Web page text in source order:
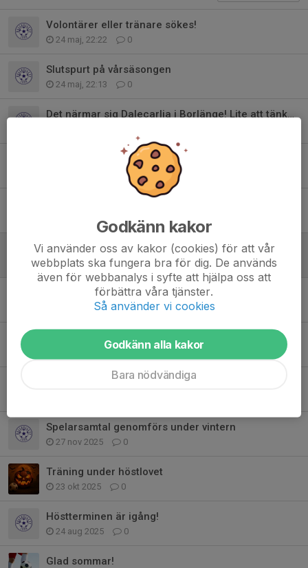
Volontärer eller tränare sökes!
24 maj, 22:22 0
Slutspurt på vårsäsongen
24 maj, 22:13 0
Det närmar sig Dalecarlia i Borlänge! Lite att tänka på.
Nu startar St Erikscupen!
0
Nya träningstider från 1 april
19 feb, 20:34 0
Sportlov v9
19 feb, 20:28 0
Dalecarlia cup i Borlänge 25-28 juni
0
God jul och tack för i år!
Spelarsamtal genomförs under vintern
27 nov 2025 0
Träning under höstlovet
23 okt 2025 0
Höstterminen är igång!
24 aug 2025 0
Glad sommar!
Godkänn kakor
Vi använder oss av kakor (cookies) för att vår
webbplats ska fungera bra för dig. De används
även för webbanalys i syfte att hjälpa oss att
förbättra våra tjänster.
Så använder vi cookies
Godkänn alla kakor
Bara nödvändiga